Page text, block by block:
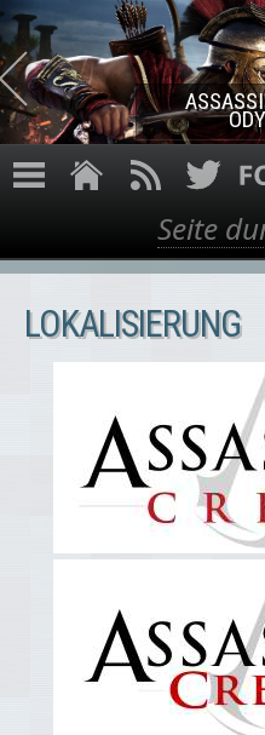
Direkt
ASSASSIN'S
Suche
LOKALISIERUNG